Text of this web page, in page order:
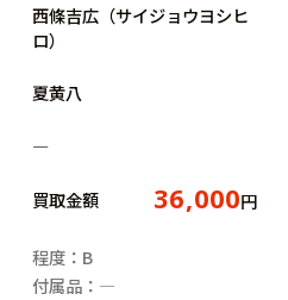
西條吉広（サイジョウヨシヒ
ロ）
夏黄八
―
買取金額 36,000円
程度：B
付属品：―